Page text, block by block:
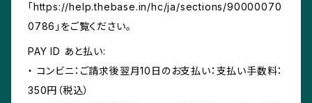
「https://help.thebase.in/hc/ja/sections/90000070
0786」をご覧ください。
PAY ID あと払い:
・ コンビニ：ご請求後翌月10日のお支払い：支払い手数料：
350円（税込）